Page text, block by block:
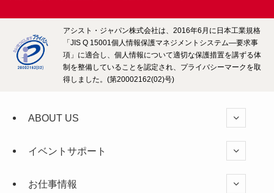
アシスト・ジャパン株式会社は、2016年6月に日本工業規格
「JIS Q 15001個人情報保護マネジメントシステム―要求事
項」に適合し、個人情報について適切な保護措置を講ずる体
制を整備していることを認定され、プライバシーマークを取
得しました。(第20002162(02)号)
ABOUT US
イベントサポート
お仕事情報